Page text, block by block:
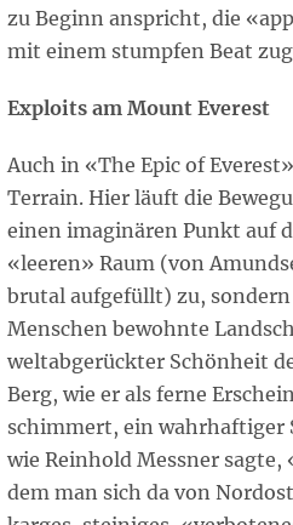
zu Beginn anspricht, die
mit einem stumpfen Beat
Exploits am Mount Everest
Auch in «The Epic of
Terrain. Hier läuft die
einen imaginären Punkt auf
«leeren» Raum (von
brutal aufgefüllt) zu,
Menschen bewohnte
weltabgerückter Schönheit
Berg, wie er als ferne
schimmert, ein wahrhaftiger
wie Reinhold Messner sagte,
dem man sich da von